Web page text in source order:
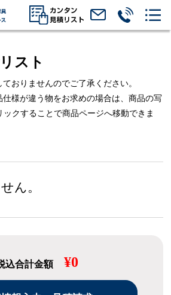
スト
おりませんのでご了承ください。
様が違う物をお求めの場合は、商品の写
クすることで商品ページへ移動できま
ん。
込合計金額 ¥0